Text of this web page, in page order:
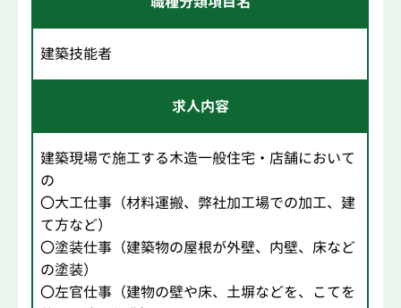
建築技能者
求人内容
建築現場で施工する木造一般住宅・店舗において
の
〇大工仕事（材料運搬、弊社加工場での加工、建
て方など）
〇塗装仕事（建築物の屋根が外壁、内壁、床など
の塗装）
〇左官仕事（建物の壁や床、土塀などを、こてを